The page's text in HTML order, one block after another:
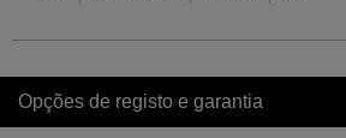
Opções de registo e garantia